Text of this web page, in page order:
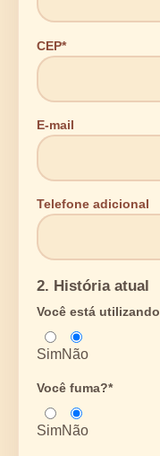
CEP*
E-mail
Telefone adicional
2. História atual
Você está
SimNão
Você fuma?*
SimNão